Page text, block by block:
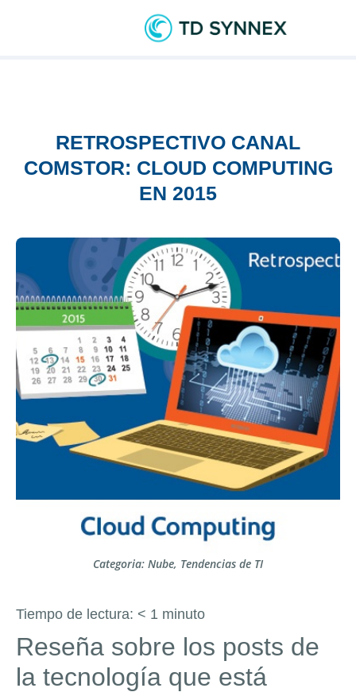
RETROSPECTIVO CANAL
COMSTOR: CLOUD COMPUTING
EN 2015
Categoria: Nube, Tendencias de TI
Tiempo de lectura: < 1 minuto
Reseña sobre los posts de
la tecnología que está